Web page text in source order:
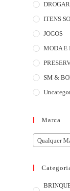
ITENS
JOGOS
MODA E
SM &
Marca
Qualquer